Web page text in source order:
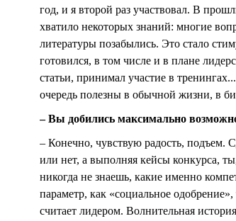
год, и я второй раз участвовал. В
хватило некоторых знаний: многие
литературы позабылись. Это стало
готовился, в том числе и в плане
статьи, принимал участие в
очередь полезны в обычной жизни, в
– Вы добились максимально
– Конечно, чувствую радость, подъем.
или нет, а выполняя кейсы конкурса,
никогда не знаешь, какие именно
параметр, как «социальное
считает лидером. Волнительная